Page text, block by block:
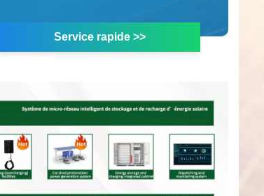
Service rapide >>